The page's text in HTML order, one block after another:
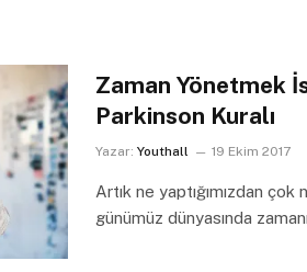
Zaman Yönetmek
Parkinson Kuralı
Yazar: Youthall 19 Ekim 2017
Artık ne yaptığımızdan çok
günümüz dünyasında